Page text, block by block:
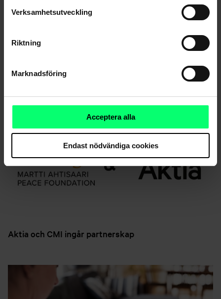
Verksamhetsutveckling
Riktning
Marknadsföring
Acceptera alla
Endast nödvändiga cookies
14.30
Aktia och CMI ingår partnerskap